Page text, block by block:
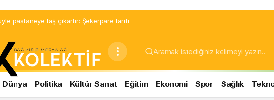
çok yakışacak bir mucize: Brownie tadında ıslak kurabiye tarifi…
Dünya Politika Kültür Sanat Eğitim Ekonomi Spor Sağlık